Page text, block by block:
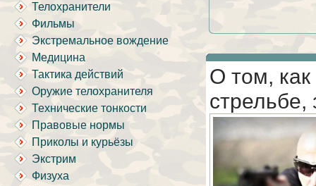
Телохранители
Фильмы
Экстремальное вождение
Медицина
Тактика действий
Оружие телохранителя
Технические тонкости
Правовые нормы
Приколы и курьёзы
Экстрим
Физуха
О том, как
стрельбе,